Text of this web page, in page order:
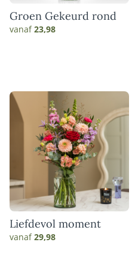
Groen Gekeurd rond
vanaf23,98
Liefdevol moment
vanaf29,98